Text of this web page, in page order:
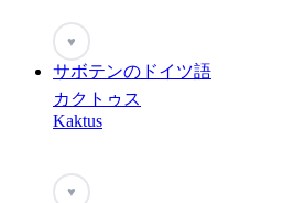
♥
サボテンのドイツ語
カクトゥス
Kaktus
♥